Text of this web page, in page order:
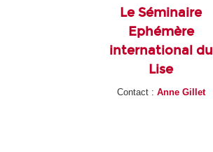
Le Séminaire
Ephémère
international du
Lise
Contact : Anne Gillet